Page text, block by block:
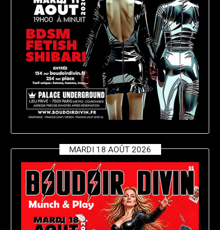
MARDI 18 AOÛT 2026